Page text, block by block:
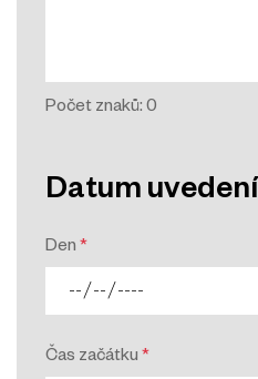
Počet znaků:0
Datum uvedení
Den*
Čas začátku*